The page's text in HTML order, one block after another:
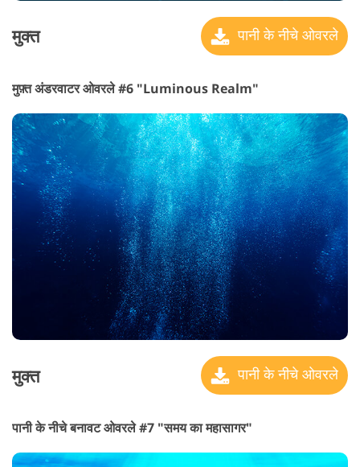
मुक्त पानी के नीचे ओवरले
मुफ़्त अंडरवाटर ओवरले #6 "Luminous Realm"
मुक्त पानी के नीचे ओवरले
पानी के नीचे बनावट ओवरले #7 "समय का महासागर"